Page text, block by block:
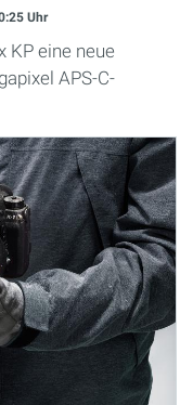
Uhr
KP eine neue
APS-C-